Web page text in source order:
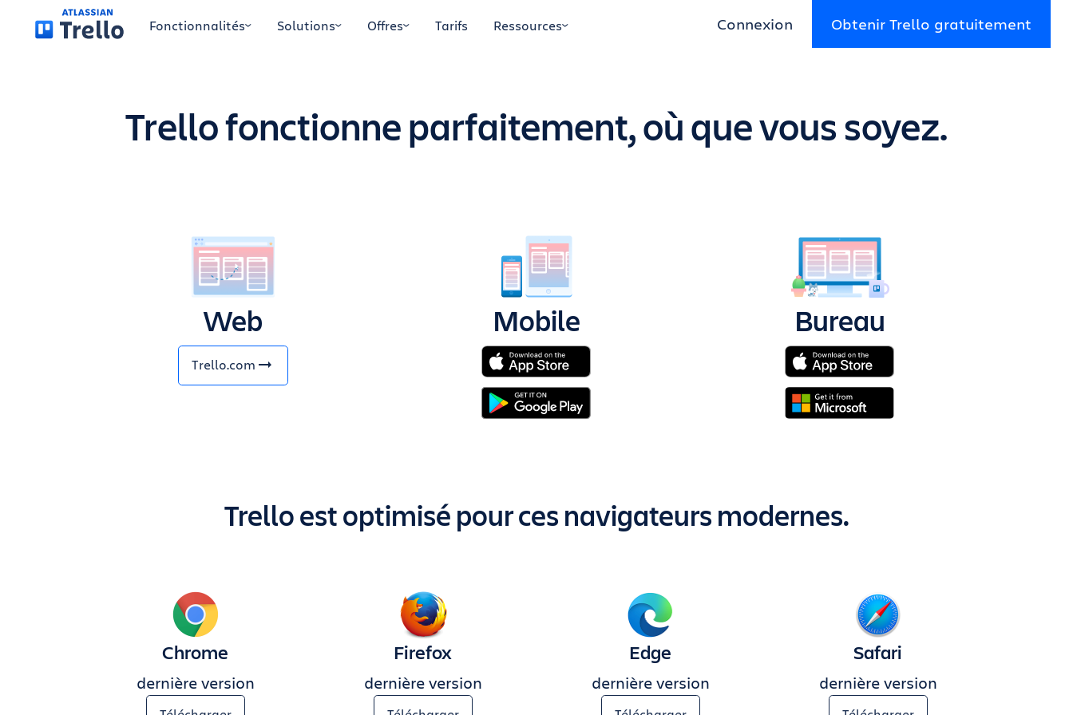
Accéder au contenu principal
Fonctionnalités Solutions Offres Tarifs Ressources Connexion Obtenir Trello gratuitement
Trello fonctionne parfaitement, où que vous soyez.
Web
Trello.com
Mobile Bureau
Trello est optimisé pour ces navigateurs modernes.
Chrome
dernière version
Firefox
dernière version
Edge
dernière version
Safari
dernière version